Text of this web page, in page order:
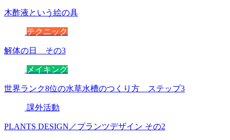
木酢液という絵の具
テクニック
解体の日 その3
メイキング
世界ランク8位の水草水槽のつくり方 ステップ3
課外活動
PLANTS DESIGN／プランツデザイン その2